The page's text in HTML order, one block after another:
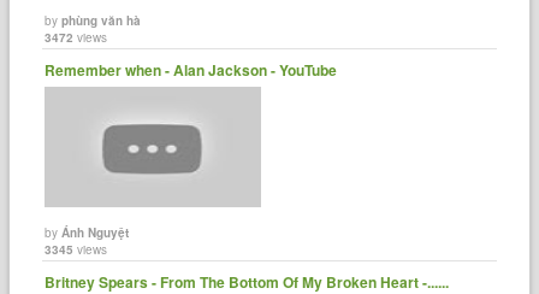
byphùng văn hà
3472 views
Remember when - Alan Jackson - YouTube
byÁnh Nguyệt
3345 views
Britney Spears - From The Bottom Of My Broken Heart -......